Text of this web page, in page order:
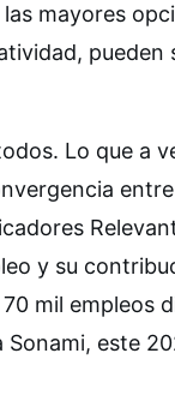
mayores
Lo que a
y su
mil
este